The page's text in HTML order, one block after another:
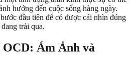
hưởng đến cuộc sống hàng ngày.
đầu tiên để có được cái nhìn đúng
trải qua.
Ám Ảnh và